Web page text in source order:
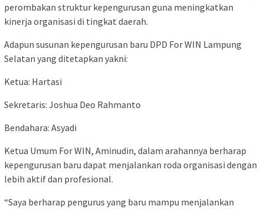
perombakan struktur kepengurusan guna meningkatkan
kinerja organisasi di tingkat daerah.
Adapun susunan kepengurusan baru DPD For WIN Lampung
Selatan yang ditetapkan yakni:
Ketua: Hartasi
Sekretaris: Joshua Deo Rahmanto
Bendahara: Asyadi
Ketua Umum For WIN, Aminudin, dalam arahannya berharap
kepengurusan baru dapat menjalankan roda organisasi dengan
lebih aktif dan profesional.
“Saya berharap pengurus yang baru mampu menjalankan